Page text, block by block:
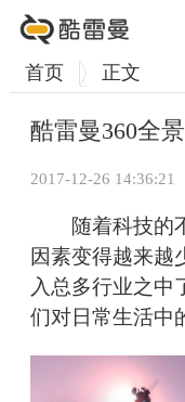
首页 正文
酷雷曼360全
2017-12-26 14:36:21
随着科技的
因素变得越来越
入总多行业之中
们对日常生活中